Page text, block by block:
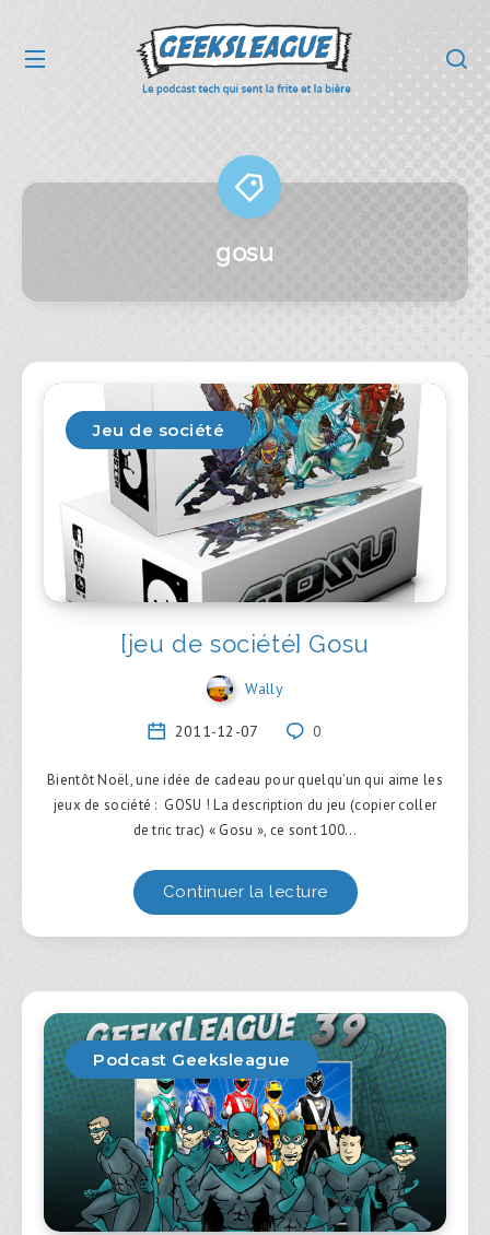
gosu
Jeu de société
[jeu de société] Gosu
Wally
2011-12-07 0
Bientôt Noël, une idée de cadeau pour quelqu’un qui aime les
jeux de société : GOSU ! La description du jeu (copier coller
de tric trac) « Gosu », ce sont 100…
Continuer la lecture
Podcast Geeksleague